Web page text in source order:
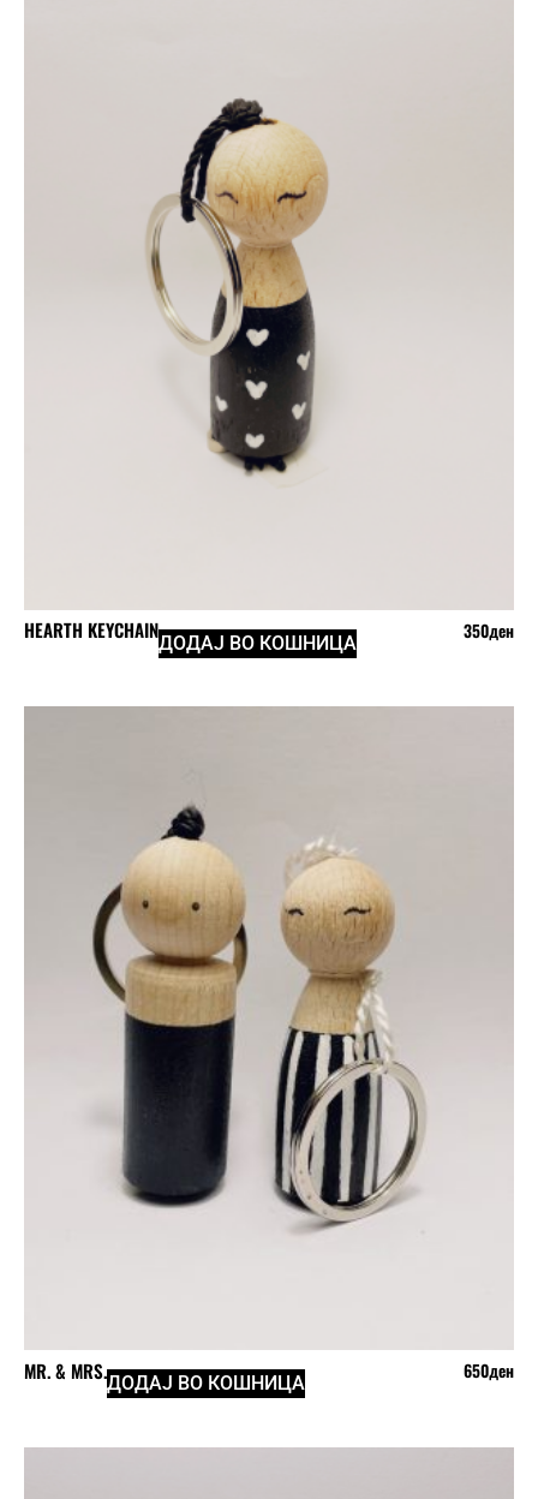
HEARTH KEYCHAIN 350ден
ДОДАЈ ВО КОШНИЦА
MR. & MRS. 650ден
ДОДАЈ ВО КОШНИЦА